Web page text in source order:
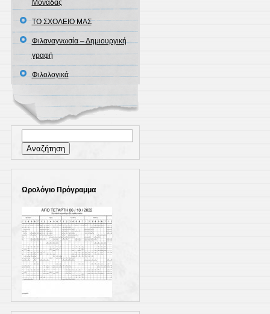
Μονάδας
ΤΟ ΣΧΟΛΕΙΟ ΜΑΣ
Φιλαναγνωσία – Δημιουργική
γραφή
Φιλολογικά
για:
Ωρολόγιο Πρόγραμμα